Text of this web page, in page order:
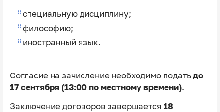
специальную дисциплину;
философию;
иностранный язык.
Согласие на зачисление необходимо подать до
17 сентября (13:00 по местному времени).
Заключение договоров завершается 18